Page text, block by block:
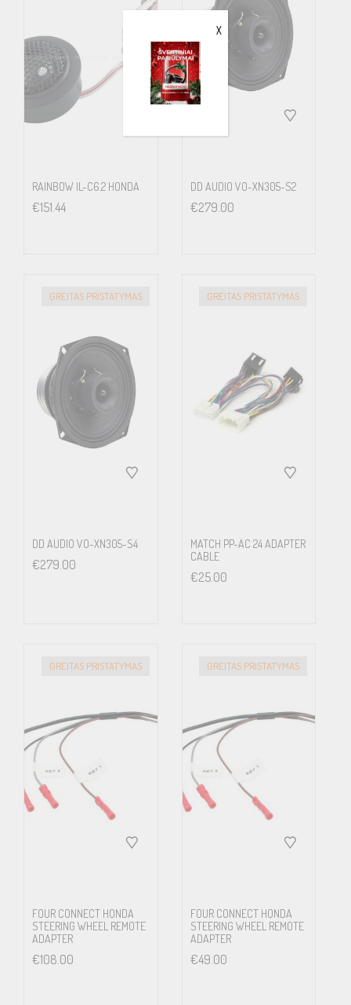
RAINBOW IL-C6.2 HONDA
€151.44
DD AUDIO VO-XN305-S2
€279.00
GREITAS PRISTATYMAS
DD AUDIO VO-XN305-S4
€279.00
GREITAS PRISTATYMAS
MATCH PP-AC 24 ADAPTER
CABLE
€25.00
GREITAS PRISTATYMAS
FOUR CONNECT HONDA
STEERING WHEEL REMOTE
ADAPTER
€108.00
GREITAS PRISTATYMAS
FOUR CONNECT HONDA
STEERING WHEEL REMOTE
ADAPTER
€49.00
X